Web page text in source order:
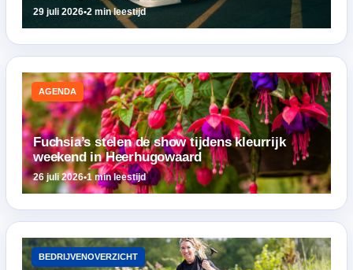
29 juli 2026•2 min leestijd
AGENDA
Fuchsia’s stelen de show tijdens kleurrijk
weekend in Heerhugowaard
26 juli 2026•1 min leestijd
BEDRIJVENOVERZICHT